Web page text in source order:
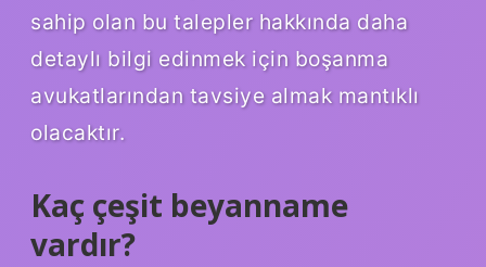
sahip olan bu talepler hakkında daha
detaylı bilgi edinmek için boşanma
avukatlarından tavsiye almak mantıklı
olacaktır.
Kaç çeşit beyanname
vardır?